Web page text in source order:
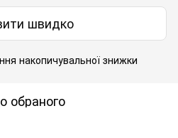
швидко
накопичувальної знижки
обраного